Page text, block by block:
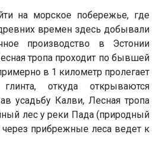
на морское побережье, где
времен здесь добывали
производство в Эстонии
тропа проходит по бывшей
в 1 километр пролегает
откуда открываются
усадьбу Калви, Лесная тропа
лес у реки Пада (природный
через прибрежные леса ведет к